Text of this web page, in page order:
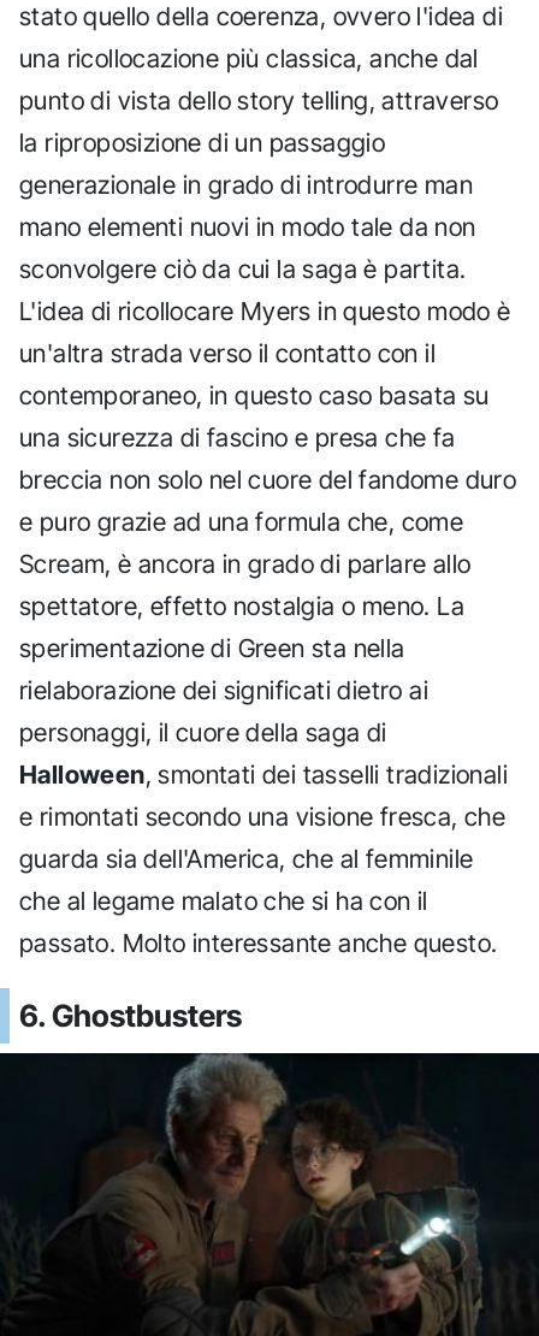
stato quello della coerenza, ovvero l'idea di
una ricollocazione più classica, anche dal
punto di vista dello story telling, attraverso
la riproposizione di un passaggio
generazionale in grado di introdurre man
mano elementi nuovi in modo tale da non
sconvolgere ciò da cui la saga è partita.
L'idea di ricollocare Myers in questo modo è
un'altra strada verso il contatto con il
contemporaneo, in questo caso basata su
una sicurezza di fascino e presa che fa
breccia non solo nel cuore del fandome duro
e puro grazie ad una formula che, come
Scream, è ancora in grado di parlare allo
spettatore, effetto nostalgia o meno. La
sperimentazione di Green sta nella
rielaborazione dei significati dietro ai
personaggi, il cuore della saga di
Halloween, smontati dei tasselli tradizionali
e rimontati secondo una visione fresca, che
guarda sia dell'America, che al femminile
che al legame malato che si ha con il
passato. Molto interessante anche questo.
6. Ghostbusters